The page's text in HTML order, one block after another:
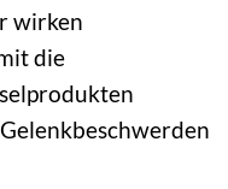
wirken
die